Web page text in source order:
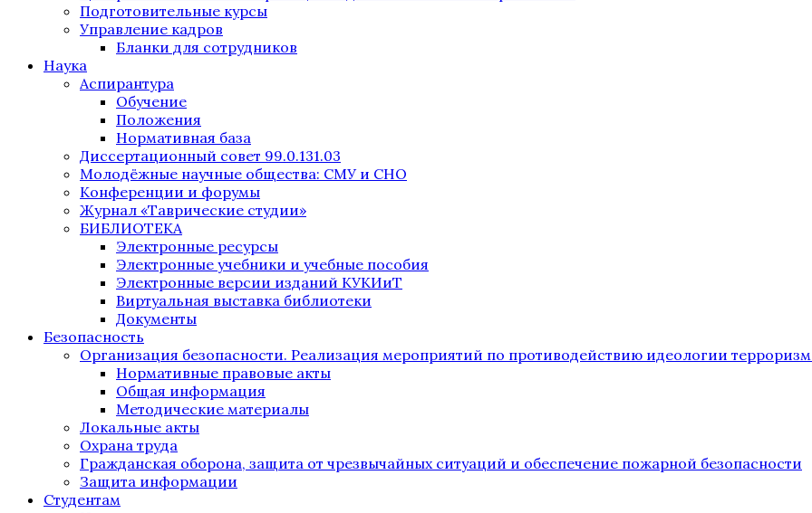
Подготовительные курсы
Управление кадров
Бланки для сотрудников
Наука
Аспирантура
Обучение
Положения
Нормативная база
Диссертационный совет 99.0.131.03
Молодёжные научные общества: СМУ и СНО
Конференции и форумы
Журнал «Таврические студии»
БИБЛИОТЕКА
Электронные ресурсы
Электронные учебники и учебные пособия
Электронные версии изданий КУКИиТ
Виртуальная выставка библиотеки
Документы
Безопасность
Организация безопасности. Реализация мероприятий по противодействию идеологии
Нормативные правовые акты
Общая информация
Методические материалы
Локальные акты
Охрана труда
Гражданская оборона, защита от чрезвычайных ситуаций и обеспечение пожарной безопасности
Защита информации
Студентам